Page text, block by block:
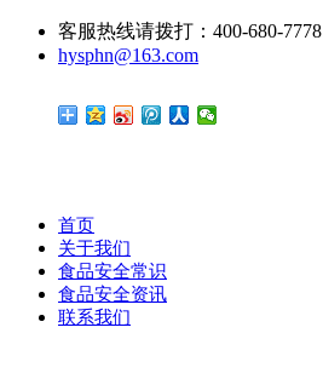
客服热线请拨打：400-680-7778
hysphn@163.com
首页
关于我们
食品安全常识
食品安全资讯
联系我们